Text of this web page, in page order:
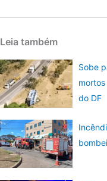
Leia também
Sobe
do DF